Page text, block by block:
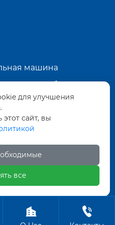
машина
изображения
Даляньская зона
развития,
 
для улучшения
сайт, вы
все